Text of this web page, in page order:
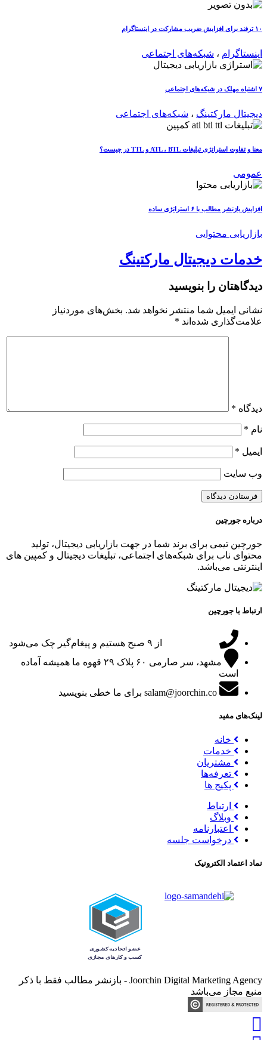
۱۰ ترفند برای افزایش ضریب مشارکت در اینستاگرام
اینستاگرام ، شبکه‌های اجتماعی
۷ اشتباه مهلک در شبکه‌های اجتماعی
دیجیتال مارکتینگ ، شبکه‌های اجتماعی
معنا و تفاوت استراتژی تبلیغات ATL ، BTL و TTL در چیست؟
عمومی
افزایش بازنشر مطالب با ۶ استراتژی ساده
بازاریابی محتوایی
خدمات دیجیتال مارکتینگ
دیدگاهتان را بنویسید
نشانی ایمیل شما منتشر نخواهد شد. بخش‌های موردنیاز
علامت‌گذاری شده‌اند *
دیدگاه *
نام *
ایمیل *
وب‌ سایت
درباره جورچین
جورچین تیمی برای برند شما در جهت بازاریابی دیجیتال، تولید
محتوای ناب برای شبکه‌های اجتماعی، تبلیغات دیجیتال و کمپین های
اینترنتی می‌باشد.
ارتباط با جورچین
از ۹ صبح هستیم و پیغام‌گیر چک می‌شود
مشهد، سر صارمی ۶۰ پلاک ۲۹
قهوه ما همیشه آماده
است
salam@joorchin.co برای ما خطی بنویسید
لینک‌های مفید
خانه
خدمات
مشتریان
تعرفه‌ها
پکیج ها
ارتباط
وبلاگ
اعتبارنامه
درخواست جلسه
نماد اعتماد الکترونیک
Joorchin Digital Marketing Agency - بازنشر مطالب فقط با ذکر
منبع مجاز می‌باشد